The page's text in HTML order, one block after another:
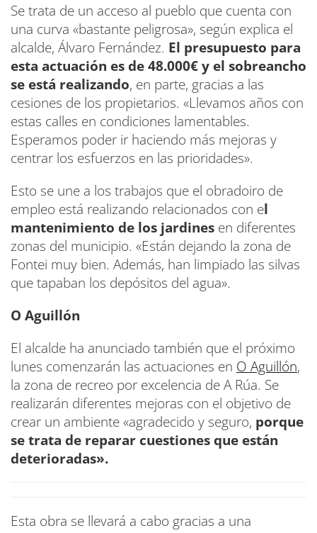
Se trata de un acceso al pueblo que cuenta con
una curva «bastante peligrosa», según explica el
alcalde, Álvaro Fernández. El presupuesto para
esta actuación es de 48.000€ y el sobreancho
se está realizando, en parte, gracias a las
cesiones de los propietarios. «Llevamos años con
estas calles en condiciones lamentables.
Esperamos poder ir haciendo más mejoras y
centrar los esfuerzos en las prioridades».
Esto se une a los trabajos que el obradoiro de
empleo está realizando relacionados con el
mantenimiento de los jardines en diferentes
zonas del municipio. «Están dejando la zona de
Fontei muy bien. Además, han limpiado las silvas
que tapaban los depósitos del agua».
O Aguillón
El alcalde ha anunciado también que el próximo
lunes comenzarán las actuaciones en O Aguillón,
la zona de recreo por excelencia de A Rúa. Se
realizarán diferentes mejoras con el objetivo de
crear un ambiente «agradecido y seguro, porque
se trata de reparar cuestiones que están
deterioradas».
Esta obra se llevará a cabo gracias a una